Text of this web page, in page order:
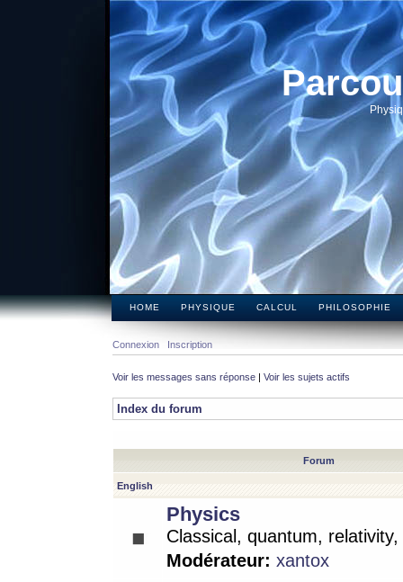
HOME PHYSIQUE CALCUL PHILOSOPHIE
Connexion Inscription
Voir les messages sans réponse | Voir les sujets actifs
Index du forum
Forum
English
Physics
Classical, quantum,
Modérateur: xantox